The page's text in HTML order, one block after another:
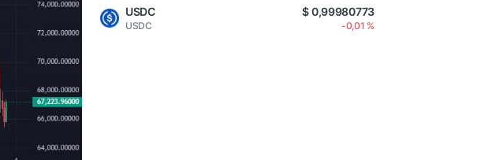
USDC
USDC
$ 0,99980773
-0,01 %